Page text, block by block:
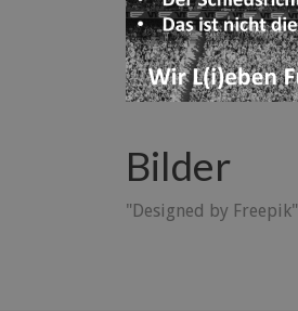
Bilder
"Designed by Freepik"